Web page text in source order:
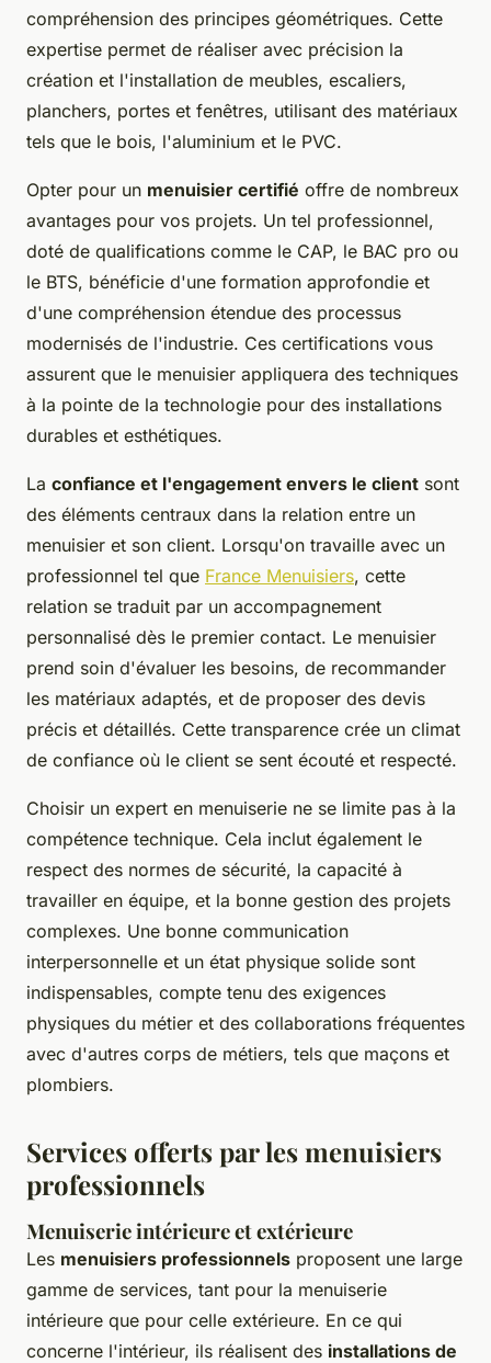
compréhension des principes géométriques. Cette
expertise permet de réaliser avec précision la
création et l'installation de meubles, escaliers,
planchers, portes et fenêtres, utilisant des matériaux
tels que le bois, l'aluminium et le PVC.
Opter pour un menuisier certifié offre de nombreux
avantages pour vos projets. Un tel professionnel,
doté de qualifications comme le CAP, le BAC pro ou
le BTS, bénéficie d'une formation approfondie et
d'une compréhension étendue des processus
modernisés de l'industrie. Ces certifications vous
assurent que le menuisier appliquera des techniques
à la pointe de la technologie pour des installations
durables et esthétiques.
La confiance et l'engagement envers le client sont
des éléments centraux dans la relation entre un
menuisier et son client. Lorsqu'on travaille avec un
professionnel tel que France Menuisiers, cette
relation se traduit par un accompagnement
personnalisé dès le premier contact. Le menuisier
prend soin d'évaluer les besoins, de recommander
les matériaux adaptés, et de proposer des devis
précis et détaillés. Cette transparence crée un climat
de confiance où le client se sent écouté et respecté.
Choisir un expert en menuiserie ne se limite pas à la
compétence technique. Cela inclut également le
respect des normes de sécurité, la capacité à
travailler en équipe, et la bonne gestion des projets
complexes. Une bonne communication
interpersonnelle et un état physique solide sont
indispensables, compte tenu des exigences
physiques du métier et des collaborations fréquentes
avec d'autres corps de métiers, tels que maçons et
plombiers.
Services offerts par les menuisiers
professionnels
Menuiserie intérieure et extérieure
Les menuisiers professionnels proposent une large
gamme de services, tant pour la menuiserie
intérieure que pour celle extérieure. En ce qui
concerne l'intérieur, ils réalisent des installations de